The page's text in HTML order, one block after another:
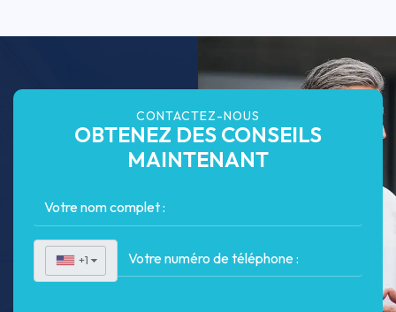
CONTACTEZ-NOUS
OBTENEZ DES CONSEILS
MAINTENANT
+1 ▼